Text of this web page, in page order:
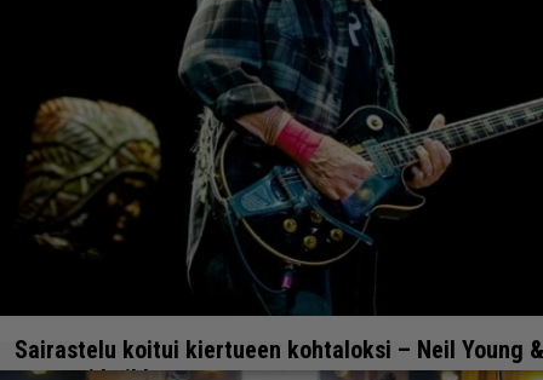
Sairastelu koitui kiertueen kohtaloksi – Neil Young